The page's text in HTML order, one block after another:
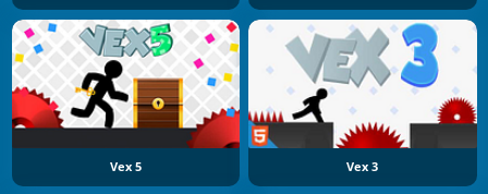
Vex 5 Vex 3